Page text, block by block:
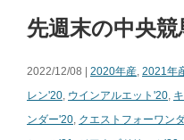
先週末の中央
2022/12/08 | 2020年産, 2021年
レン'20, ウインアルエット'20,
ンダー'20, クエストフォーワン